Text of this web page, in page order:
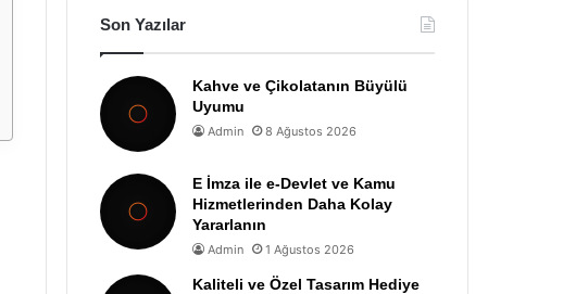
Son Yazılar
Kahve ve Çikolatanın Büyülü
Uyumu
Admin 8 Ağustos 2026
E İmza ile e-Devlet ve Kamu
Hizmetlerinden Daha Kolay
Yararlanın
Admin 1 Ağustos 2026
Kaliteli ve Özel Tasarım Hediye